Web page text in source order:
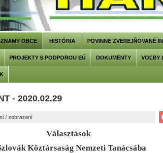
OBCE HISTÓRIA POVINNE ZVEREJŇOVANÉ
PROJEKTY S PODPOROU EÚ DOKUMENTY VOĽBY
- 2020.02.29
/ zobrazení
Választások
Köztársaság Nemzeti Tanácsába